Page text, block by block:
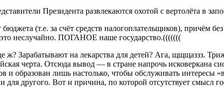
Президента развлекаются охотой с вертолёта в
(т.е. за счёт средств налогоплательщиков), причём
неслучайно. ПОГАНОЕ наше государство.(((((((
на лекарства для детей? Ага, щщщаззз.
черта. Отсюда вывод — в стране напрочь исковеркана
образован лишь настолько, чтобы обслуживать интересы
другого. Вот и причина, по которой отсутствует смысл